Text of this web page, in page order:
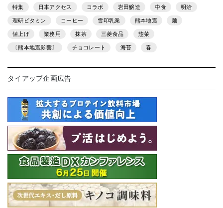
特集 日本アクセス コラボ 岩田醸造 中食 明治
理研ビタミン コーヒー 雪印乳業 熊本地震 麺
値上げ 業務用 抹茶 三菱食品 惣菜
〔熊本地震影響〕 チョコレート 海苔 春
タイアップ企画広告